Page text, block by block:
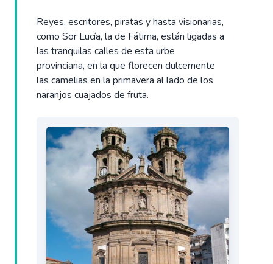
Reyes, escritores, piratas y hasta visionarias,
como Sor Lucía, la de Fátima, están ligadas a
las tranquilas calles de esta urbe
provinciana, en la que florecen dulcemente
las camelias en la primavera al lado de los
naranjos cuajados de fruta.